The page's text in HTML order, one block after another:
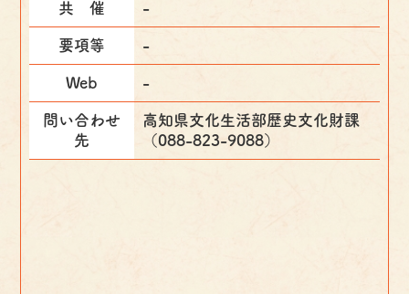
共 催 -
要項等 -
Web -
問い合わせ
先
高知県文化生活部歴史文化財課
（088-823-9088）